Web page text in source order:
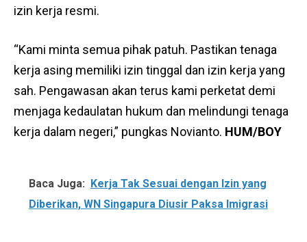
izin kerja resmi.
“Kami minta semua pihak patuh. Pastikan tenaga
kerja asing memiliki izin tinggal dan izin kerja yang
sah. Pengawasan akan terus kami perketat demi
menjaga kedaulatan hukum dan melindungi tenaga
kerja dalam negeri,” pungkas Novianto. HUM/BOY
Baca Juga:
Kerja Tak Sesuai dengan Izin yang
Diberikan, WN Singapura Diusir Paksa Imigrasi